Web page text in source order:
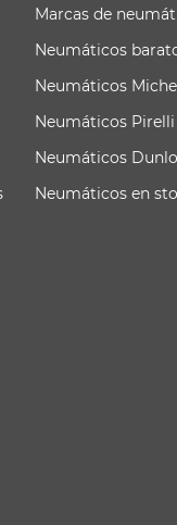
Marcas de
Neumáticos
Neumáticos
Neumáticos Pirelli
Neumáticos
Neumáticos en